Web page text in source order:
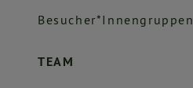
Besucher*innengruppen
TEAM